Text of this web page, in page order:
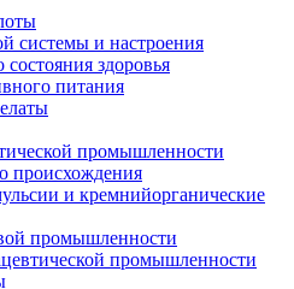
системы и настроения
здоровья
питания
промышленности
происхождения
и кремнийорганические
промышленности
промышленности